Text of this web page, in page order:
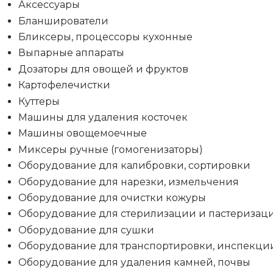
Аксессуары
Бланширователи
Бликсеры, процессоры кухонные
Выпарные аппараты
Дозаторы для овощей и фруктов
Картофелечистки
Куттеры
Машины для удаления косточек
Машины овощемоечные
Миксеры ручные (гомогенизаторы)
Оборудование для калибровки, сортировки
Оборудование для нарезки, измельчения
Оборудование для очистки кожуры
Оборудование для стерилизации и
Оборудование для сушки
Оборудование для транспортировки,
Оборудование для удаления камней, почвы